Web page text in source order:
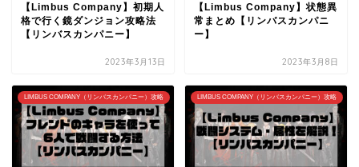
【Limbus Company】初期人
格で行く鏡ダンジョン攻略法
【リンバスカンパニー】
2023年3月13日
【Limbus Company】状態異
常まとめ【リンバスカンパニ
ー】
2023年3月8日
LIMBUS COMPANY（リンバスカンパニー）攻略 LIMBUS COMPANY（リンバスカンパニー）攻略